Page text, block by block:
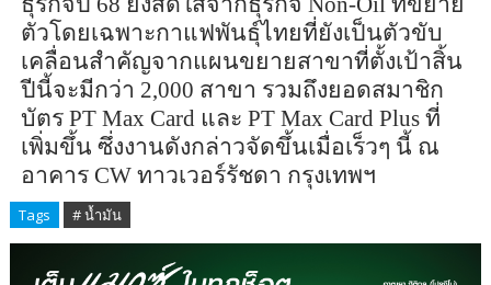
ตัวโดยเฉพาะกาแฟพันธุ์ไทยที่ยังเป็นตัวขับ
เคลื่อนสำคัญจากแผนขยายสาขาที่ตั้งเป้าสิ้น
ปีนี้จะมีกว่า 2,000 สาขา รวมถึงยอดสมาชิก
บัตร PT Max Card และ PT Max Card Plus ที่
เพิ่มขึ้น ซึ่งงานดังกล่าวจัดขึ้นเมื่อเร็วๆ นี้ ณ
อาคาร CW ทาวเวอร์รัชดา กรุงเทพฯ
Tags # น้ำมัน